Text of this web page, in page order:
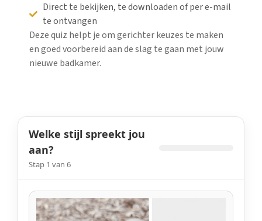
Direct te bekijken, te downloaden of per e-mail
te ontvangen
Deze quiz helpt je om gerichter keuzes te maken
en goed voorbereid aan de slag te gaan met jouw
nieuwe badkamer.
Welke stijl spreekt jou
aan?
Stap 1 van 6